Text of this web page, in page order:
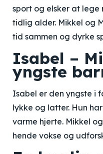
sport og elsker at
tidlig alder. Mikkel og
tid sammen og dyrke
Isabel –
yngste
Isabel er den yngste i
lykke og latter. Hun
varme hjerte. Mikkel
hende vokse og